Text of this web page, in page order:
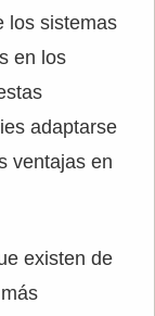
los sistemas
en los
adaptarse
ventajas en
existen de